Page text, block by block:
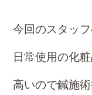
今回のスタッ
日常使用の化
高いので鍼施